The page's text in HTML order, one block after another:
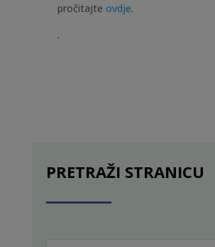
pročitajte ovdje.
.
PRETRAŽI STRANICU